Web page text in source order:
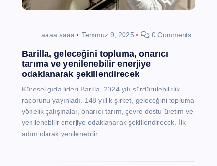
aaaa aaaa Temmuz 9, 2025 0 Comments
Barilla, geleceğini topluma, onarıcı
tarıma ve yenilenebilir enerjiye
odaklanarak şekillendirecek
Küresel gıda lideri Barilla, 2024 yılı sürdürülebilirlik
raporunu yayınladı. 148 yıllık şirket, geleceğini topluma
yönelik çalışmalar, onarıcı tarım, çevre dostu üretim ve
yenilenebilir enerjiye odaklanarak şekillendirecek. İlk
adım olarak yenilenebilir…